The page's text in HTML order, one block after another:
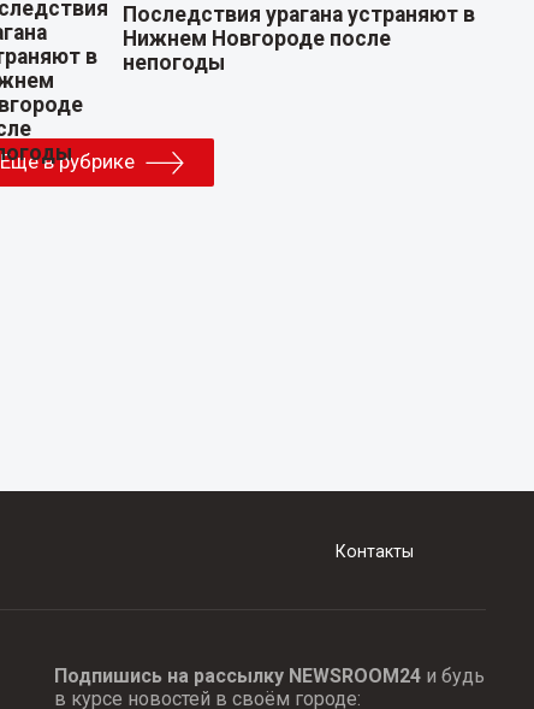
Последствия урагана устраняют в
Нижнем Новгороде после
непогоды
Еще в рубрике
Контакты
Подпишись на рассылку NEWSROOM24и будь
в курсе новостей в своём городе: